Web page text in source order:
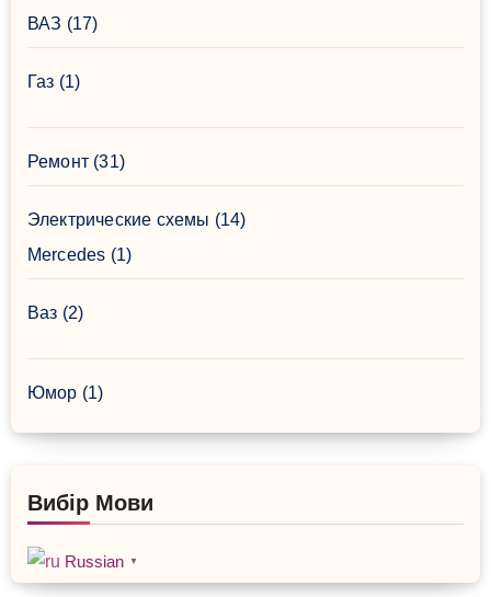
ВАЗ (17)
Газ (1)
Ремонт(31)
Электрические схемы (14)
Mercedes (1)
Ваз (2)
Юмор (1)
Вибір Мови
Russian ▼